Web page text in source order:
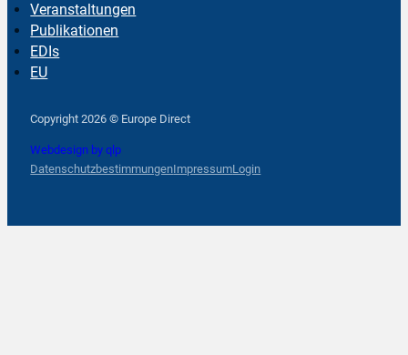
Veranstaltungen
Publikationen
EDIs
EU
Copyright 2026 © Europe Direct
Webdesign by qlp
DatenschutzbestimmungenImpressumLogin